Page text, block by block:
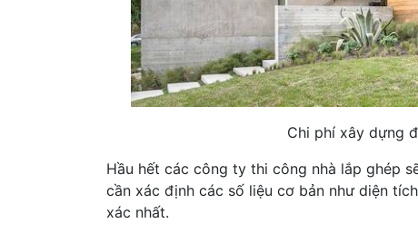
Chi phí xây dựng
Hầu hết các công ty thi công nhà lắp ghép
cần xác định các số liệu cơ bản như diện
xác nhất.